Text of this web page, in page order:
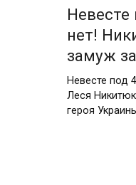
Невесте
нет!
замуж
Невесте под
Леся
героя